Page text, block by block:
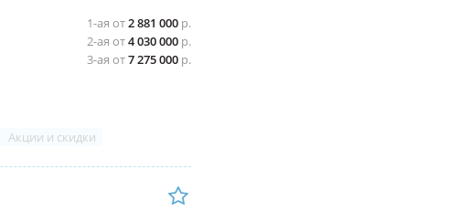
1-ая от2 881 000 р.
2-ая от4 030 000 р.
3-ая от7 275 000 р.
Акции и скидки